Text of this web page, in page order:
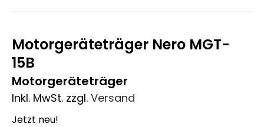
Motorgeräteträger Nero MGT-
15B
Motorgeräteträger
Inkl. MwSt. zzgl. Versand
Jetzt neu!